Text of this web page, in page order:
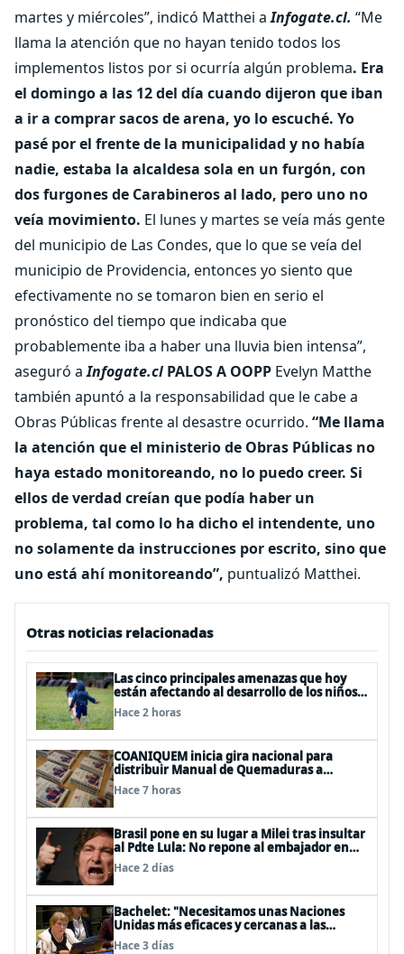
martes y miércoles”, indicó Matthei aInfogate.cl. “Me
llama la atención que no hayan tenido todos los
implementos listos por si ocurría algún problema. Era
el domingo a las 12 del día cuando dijeron que iban
a ir a comprar sacos de arena, yo lo escuché. Yo
pasé por el frente de la municipalidad y no había
nadie, estaba la alcaldesa sola en un furgón, con
dos furgones de Carabineros al lado, pero uno no
veía movimiento. El lunes y martes se veía más gente
del municipio de Las Condes, que lo que se veía del
municipio de Providencia, entonces yo siento que
efectivamente no se tomaron bien en serio el
pronóstico del tiempo que indicaba que
probablemente iba a haber una lluvia bien intensa”,
aseguró aInfogate.cl PALOS A OOPP Evelyn Matthe
también apuntó a la responsabilidad que le cabe a
Obras Públicas frente al desastre ocurrido. “Me llama
la atención que el ministerio de Obras Públicas no
haya estado monitoreando, no lo puedo creer. Si
ellos de verdad creían que podía haber un
problema, tal como lo ha dicho el intendente, uno
no solamente da instrucciones por escrito, sino que
uno está ahí monitoreando”, puntualizó Matthei.
Otras noticias relacionadas
Las cinco principales amenazas que hoy
están afectando al desarrollo de los niños
en Chile
Hace 2 horas
COANIQUEM inicia gira nacional para
distribuir Manual de Quemaduras a
profesionales de la salud
Hace 7 horas
Brasil pone en su lugar a Milei tras insultar
al Pdte Lula: No repone al embajador en
BBSS y rebaja la relación bilateral
Hace 2 días
Bachelet: "Necesitamos unas Naciones
Unidas más eficaces y cercanas a las
personas"
Hace 3 días